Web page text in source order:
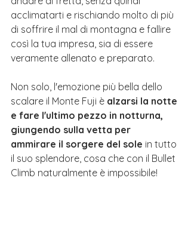
acclimatarti e rischiando molto di più
di soffrire il mal di montagna e fallire
così la tua impresa, sia di essere
veramente allenato e preparato.
Non solo, l'emozione più bella dello
scalare il Monte Fuji è alzarsi la notte
e fare l'ultimo pezzo in notturna,
giungendo sulla vetta per
ammirare il sorgere del sole in tutto
il suo splendore, cosa che con il Bullet
Climb naturalmente è impossibile!